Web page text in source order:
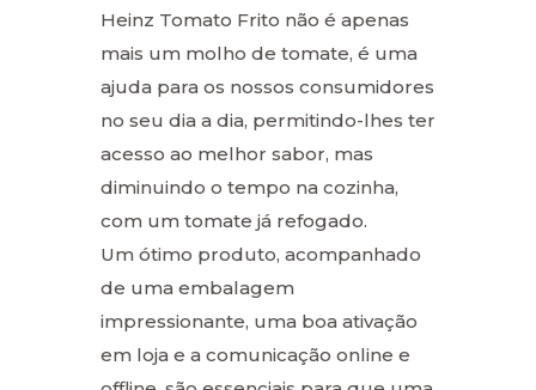
Heinz Tomato Frito não é apenas
mais um molho de tomate, é uma
ajuda para os nossos consumidores
no seu dia a dia, permitindo-lhes ter
acesso ao melhor sabor, mas
diminuindo o tempo na cozinha,
com um tomate já refogado.
Um ótimo produto, acompanhado
de uma embalagem
impressionante, uma boa ativação
em loja e a comunicação online e